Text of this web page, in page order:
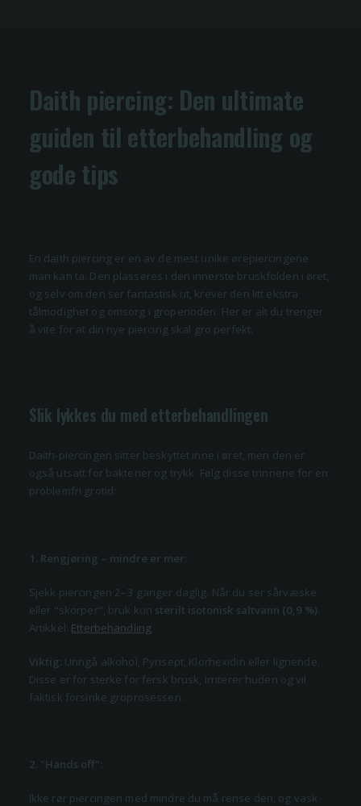
Daith piercing: Den ultimate
guiden til etterbehandling og
gode tips
En daith piercing er en av de mest unike ørepiercingene
man kan ta. Den plasseres i den innerste bruskfolden i øret,
og selv om den ser fantastisk ut, krever den litt ekstra
tålmodighet og omsorg i groperioden. Her er alt du trenger
å vite for at din nye piercing skal gro perfekt.
Slik lykkes du med etterbehandlingen
Daith-piercingen sitter beskyttet inne i øret, men den er
også utsatt for bakterier og trykk. Følg disse trinnene for en
problemfri grotid:
1. Rengjøring – mindre er mer:
Sjekk piercingen 2–3 ganger daglig. Når du ser sårvæske
eller "skorper", bruk kun sterilt isotonisk saltvann (0,9 %).
Artikkel: Etterbehandling
Viktig: Unngå alkohol, Pyrisept, Klorhexidin eller lignende.
Disse er for sterke for fersk brusk, irriterer huden og vil
faktisk forsinke groprosessen.
2. "Hands off":
Ikke rør piercingen med mindre du må rense den, og vask